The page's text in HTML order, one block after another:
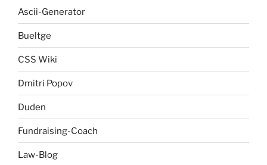
Ascii-Generator
Bueltge
CSS Wiki
Dmitri Popov
Duden
Fundraising-Coach
Law-Blog